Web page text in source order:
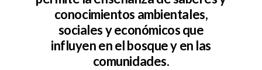
conocimientos ambientales,
sociales y económicos que
influyen en el bosque y en las
comunidades.